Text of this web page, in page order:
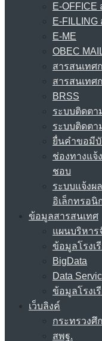
E-OFFICE
E-FILLING
E-ME
OBEC
สารสนเทศ
สารสนเทศ
BRSS
ระบบติดตา
ระบบติดต
ยื่นคำขอมี
ช่องทางแจ้
ชอบ
ระบบแจ้งผ
อิเล็กทรอนิ
ข้อมูลสารสนเทศ
แผนบริหา
ข้อมูลโรงเ
BigData
Data
ข้อมูลโรงเ
เว็บลิงค์
กระทรวงศึ
สพฐ.